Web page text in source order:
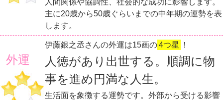
主に20歳から50歳ぐらいまでの中年期の運勢を表
します。
外運
伊藤銀之丞さんの外運は15画の4つ星 ！
人徳があり出世する。順調に物
事を進め円満な人生。
生活面を象徴する運勢です。外部から受ける影響